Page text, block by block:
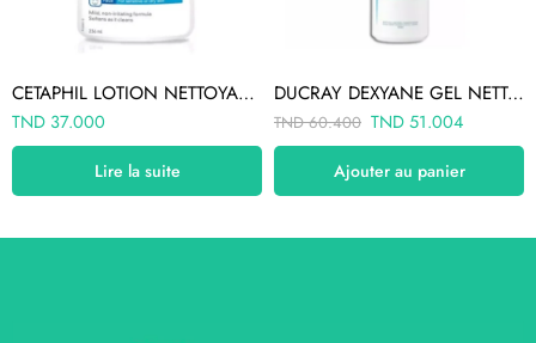
CETAPHIL LOTION NETTOYANTE 236ML
TND 37.000
Lire la suite
DUCRAY DEXYANE GEL NETTOYANT SURGRAS 400ML
TND60.400 TND51.004
Ajouter au panier